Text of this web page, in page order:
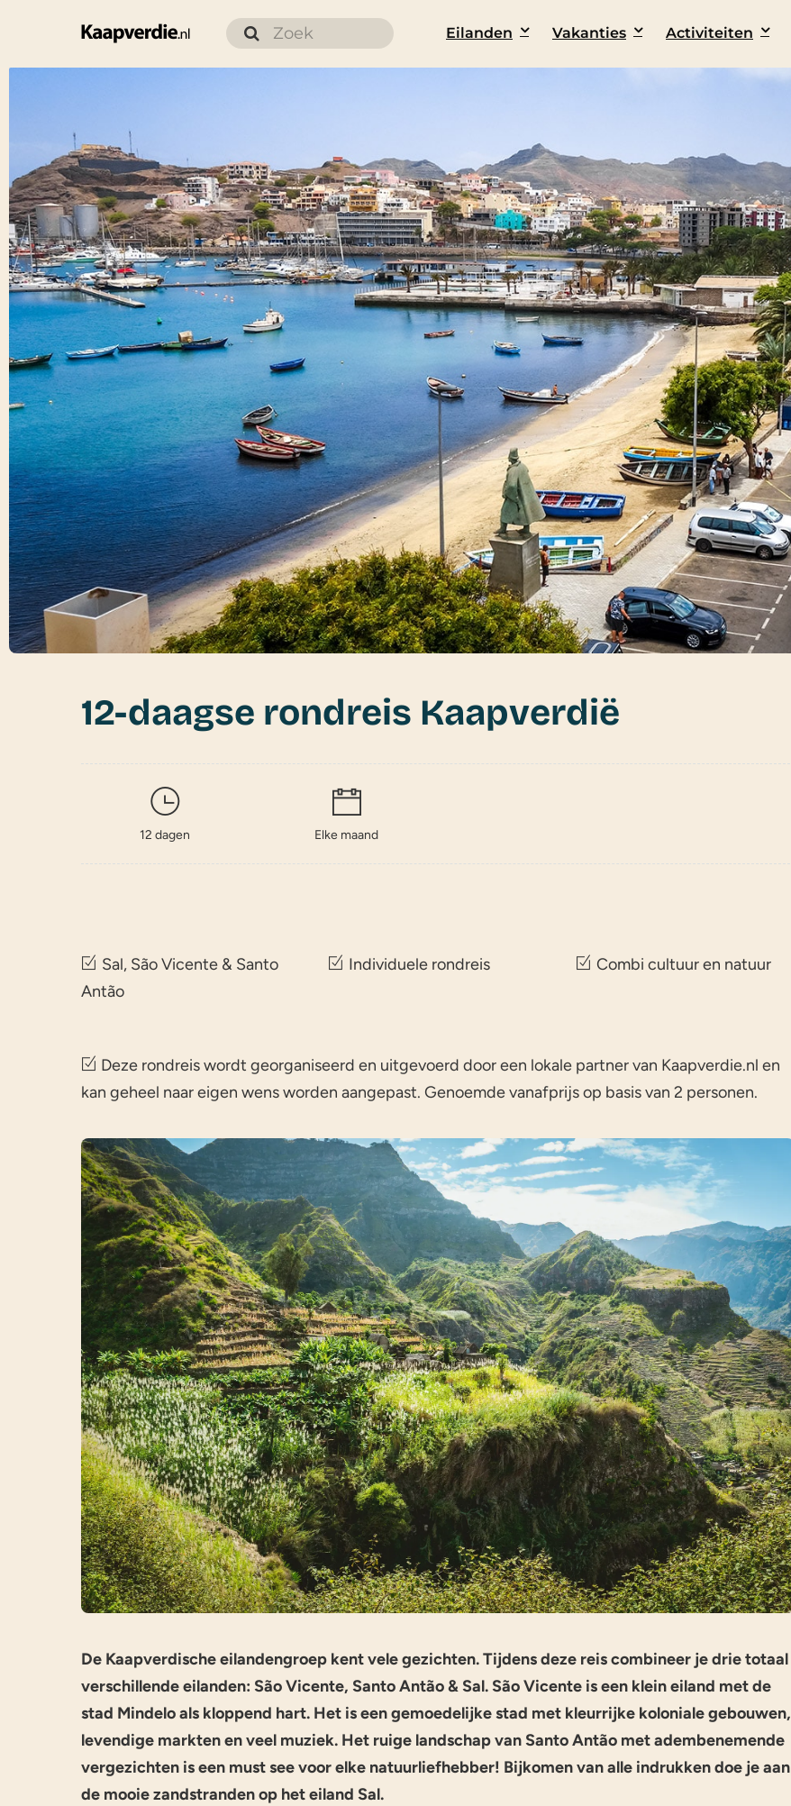
Eilanden Vakanties Activiteiten
12-daagse rondreis Kaapverdië
12 dagen Elke maand
Sal, São Vicente & Santo
Antão
Individuele rondreis Combi cultuur en natuur
Deze rondreis wordt georganiseerd en uitgevoerd door een lokale partner van Kaapverdie.nl en
kan geheel naar eigen wens worden aangepast. Genoemde vanafprijs op basis van 2 personen.
De Kaapverdische eilandengroep kent vele gezichten. Tijdens deze reis combineer je drie totaal
verschillende eilanden: São Vicente, Santo Antão & Sal. São Vicente is een klein eiland met de
stad Mindelo als kloppend hart. Het is een gemoedelijke stad met kleurrijke koloniale gebouwen,
levendige markten en veel muziek. Het ruige landschap van Santo Antão met adembenemende
vergezichten is een must see voor elke natuurliefhebber! Bijkomen van alle indrukken doe je aan
de mooie zandstranden op het eiland Sal.